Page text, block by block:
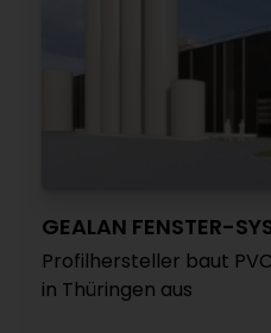
GEALAN FENSTER-
Profilhersteller baut
in Thüringen aus